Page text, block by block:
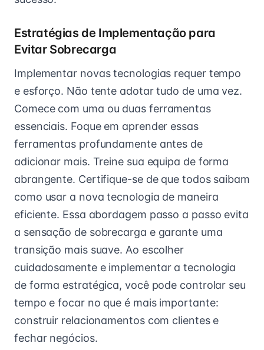
Estratégias de Implementação para
Evitar Sobrecarga
Implementar novas tecnologias requer tempo
e esforço. Não tente adotar tudo de uma vez.
Comece com uma ou duas ferramentas
essenciais. Foque em aprender essas
ferramentas profundamente antes de
adicionar mais. Treine sua equipa de forma
abrangente. Certifique-se de que todos saibam
como usar a nova tecnologia de maneira
eficiente. Essa abordagem passo a passo evita
a sensação de sobrecarga e garante uma
transição mais suave. Ao escolher
cuidadosamente e implementar a tecnologia
de forma estratégica, você pode controlar seu
tempo e focar no que é mais importante:
construir relacionamentos com clientes e
fechar negócios.